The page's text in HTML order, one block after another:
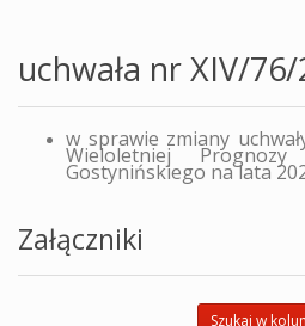
uchwała nr XIV/
w sprawie zmiany
Wieloletniej
Gostynińskiego na lata
Załączniki
Szukaj w